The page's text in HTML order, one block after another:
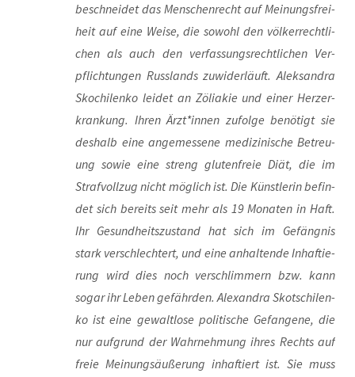
beschnei­det das Men­schen­recht auf Mei­nungs­frei­
heit auf eine Wei­se, die sowohl den völ­ker­recht­li­
chen als auch den ver­fas­sungs­recht­li­chen Ver­
pflich­tun­gen Russ­lands zuwi­der­läuft. Alek­san­dra
Skoch­i­len­ko lei­det an Zöli­a­kie und einer Herz­er­
kran­kung. Ihren Ärzt*innen zufol­ge benö­tigt sie
des­halb eine ange­mes­se­ne medi­zi­ni­sche Betreu­
ung sowie eine streng glu­ten­freie Diät, die im
Straf­voll­zug nicht mög­lich ist. Die Künst­le­rin befin­
det sich bereits seit mehr als 19 Mona­ten in Haft.
Ihr Gesund­heits­zu­stand hat sich im Gefäng­nis
stark ver­schlech­tert, und eine anhal­ten­de Inhaf­tie­
rung wird dies noch ver­schlim­mern bzw. kann
sogar ihr Leben gefähr­den. Alex­an­dra Skot­schi­len­
ko ist eine gewalt­lo­se poli­ti­sche Gefan­ge­ne, die
nur auf­grund der Wahr­neh­mung ihres Rechts auf
freie Mei­nungs­äu­ße­rung inhaf­tiert ist. Sie muss